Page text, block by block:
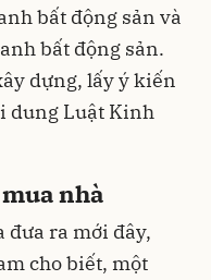
bất động sản và
bất động sản.
dựng, lấy ý kiến
dung Luật Kinh
nhà
đưa ra mới đây,
cho biết, một